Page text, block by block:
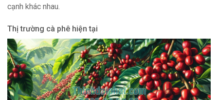
cạnh khác nhau.
Thị trường cà phê hiện tại